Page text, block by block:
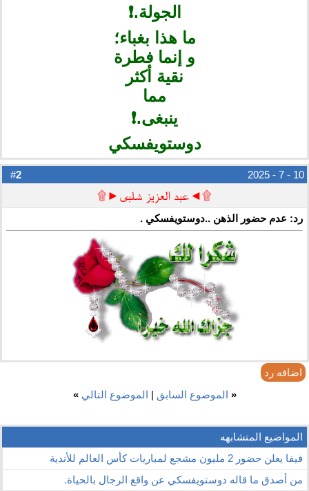
الجولة.❗️
ما هذا بغباء؛
و إنما فطرة
نقية أكثر
مما
ينبغى.❗️
دوستويفسكي
2 10 - 7 - 2025
۩◄عبد العزيز شلبى►۩
رد: عدم حضور الذهن ..دوستويفسكي .
اضافه رد
« الموضوع السابق | الموضوع التالي »
المواضيع المتشابهه
فيفا يعلن حضور 2 مليون مشجع لمباريات كأس العالم للأندية
من أصدق ما قاله دوستويفسكي عن واقع الرجال بالحياة.